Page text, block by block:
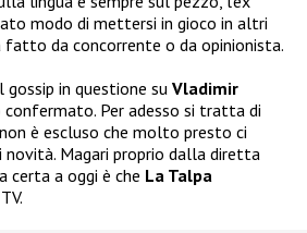
modo di mettersi in gioco in altri
fatto da concorrente o da opinionista.
gossip in questione su Vladimir
confermato. Per adesso si tratta di
è escluso che molto presto ci
Magari proprio dalla diretta
certa a oggi è che La Talpa